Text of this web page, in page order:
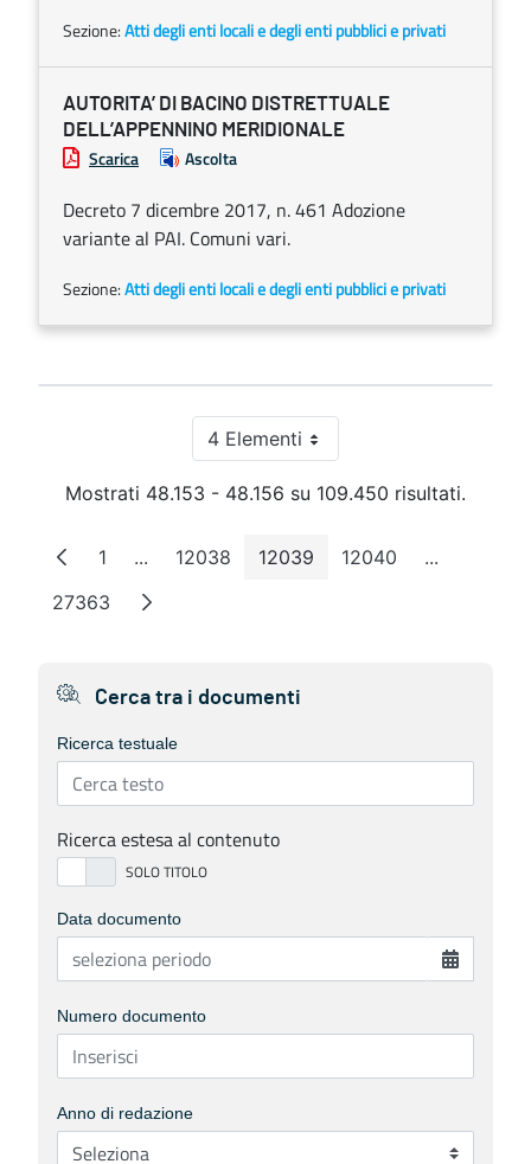
Sezione:Atti degli enti locali e degli enti pubblici e privati
AUTORITA’ DI BACINO DISTRETTUALE
DELL’APPENNINO MERIDIONALE
Scarica Ascolta
Decreto 7 dicembre 2017, n. 461 Adozione
variante al PAI. Comuni vari.
Sezione:Atti degli enti locali e degli enti pubblici e privati
4 ElementiPer pagina
Mostrati 48.153 - 48.156 su 109.450 risultati.
Pagina
1 ...Pagine intermedie
Pagina
12038 Pagina
12039 Pagina
12040 ...Pagine
Pagina
27363
Cerca tra i documenti
Ricerca testuale
Ricerca estesa al contenuto
Data documento
Numero documento
Anno di redazione